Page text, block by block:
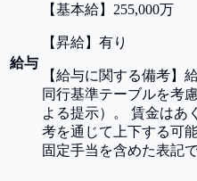
給与
【基本給】 255,000万
【昇給】 有り
【給与に関する備考】
同行基準テーブルを考
よる提示）。 賃金はあ
考を通じて上下する可
固定手当を含めた表記で